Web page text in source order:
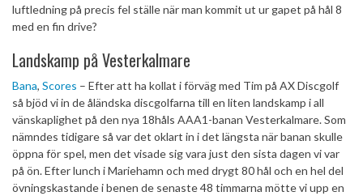
luftledning på precis fel ställe när man kommit ut ur gapet på hål 8
med en fin drive?
Landskamp på Vesterkalmare
Bana, Scores – Efter att ha kollat i förväg med Tim på AX Discgolf
så bjöd vi in de åländska discgolfarna till en liten landskamp i all
vänskaplighet på den nya 18håls AAA1-banan Vesterkalmare. Som
nämndes tidigare så var det oklart in i det längsta när banan skulle
öppna för spel, men det visade sig vara just den sista dagen vi var
på ön. Efter lunch i Mariehamn och med drygt 80 hål och en hel del
övningskastande i benen de senaste 48 timmarna mötte vi upp en